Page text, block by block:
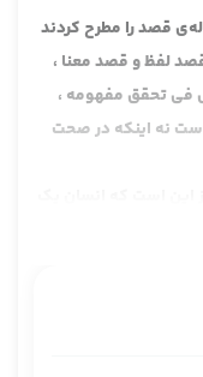
قصد را مطرح کردند
لفظ و قصد معنا ،
فی تحقق مفهومه ،
نه اینکه در صحت
بکند اینها قوامش
هستندکه درش قصد